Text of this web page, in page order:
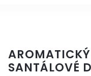
SANTÁLOVÉ